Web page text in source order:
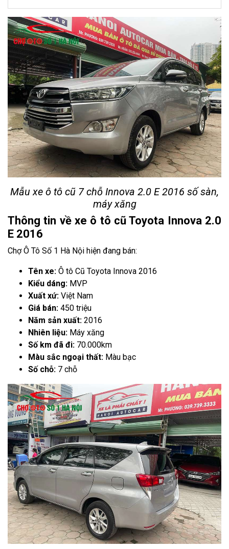
Mẫu xe ô tô cũ 7 chỗ Innova 2.0 E 2016 số sàn,
máy xăng
Thông tin về xe ô tô cũ Toyota Innova 2.0
E 2016
Chợ Ô Tô Số 1 Hà Nội hiện đang bán:
Tên xe: Ô tô Cũ Toyota Innova 2016
Kiểu dáng: MVP
Xuất xứ: Việt Nam
Giá bán: 450 triệu
Năm sản xuất: 2016
Nhiên liệu: Máy xăng
Số km đã đi: 70.000km
Màu sắc ngoại thất: Màu bạc
Số chỗ: 7 chỗ